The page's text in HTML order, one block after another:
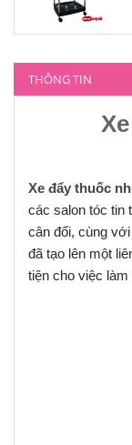
THÔNG TIN
Xe đẩy thuốc
các salon tóc tin
cân đối, cùng
đã tạo lên một
tiện cho việc làm